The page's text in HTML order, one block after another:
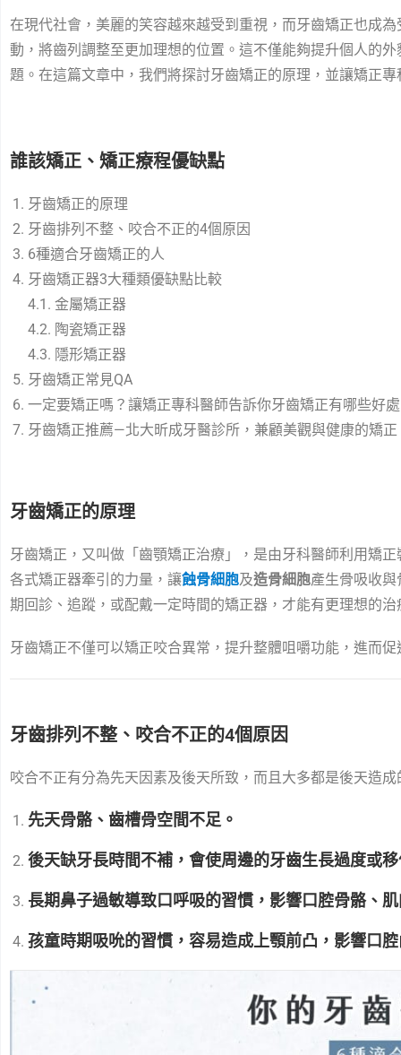
在現代社會，美麗的笑容越來越受到重視，而牙齒矯正也成
動，將齒列調整至更加理想的位置。這不僅能夠提升個人的
題。在這篇文章中，我們將探討牙齒矯正的原理，並讓矯正
誰該矯正、矯正療程優缺點
牙齒矯正的原理
牙齒排列不整、咬合不正的4個原因
6種適合牙齒矯正的人
牙齒矯正器3大種類優缺點比較
4.1. 金屬矯正器
4.2. 陶瓷矯正器
4.3. 隱形矯正器
牙齒矯正常見QA
一定要矯正嗎？讓矯正專科醫師告訴你牙齒矯正有哪些好處
牙齒矯正推薦—北大昕成牙醫診所，兼顧美觀與健康的矯正
牙齒矯正的原理
牙齒矯正，又叫做「齒顎矯正治療」，是由牙科醫師利用矯
各式矯正器牽引的力量，讓蝕骨細胞及造骨細胞產生骨吸收
期回診、追蹤，或配戴一定時間的矯正器，才能有更理想的治
牙齒矯正不僅可以矯正咬合異常，提升整體咀嚼功能，進而
牙齒排列不整、咬合不正的4個原因
咬合不正有分為先天因素及後天所致，而且大多都是後天造
先天骨骼、齒槽骨空間不足。
後天缺牙長時間不補，會使周邊的牙齒生長過度或
長期鼻子過敏導致口呼吸的習慣，影響口腔骨骼、
孩童時期吸吮的習慣，容易造成上顎前凸，影響口